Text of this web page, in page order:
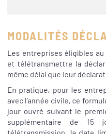
MODALITÉS
Les entreprises éligibles
et télétransmettre la
même délai que leur
En pratique, pour les
avec l’année civile, ce
jour ouvré suivant le
supplémentaire de 15
télétransmission, la date